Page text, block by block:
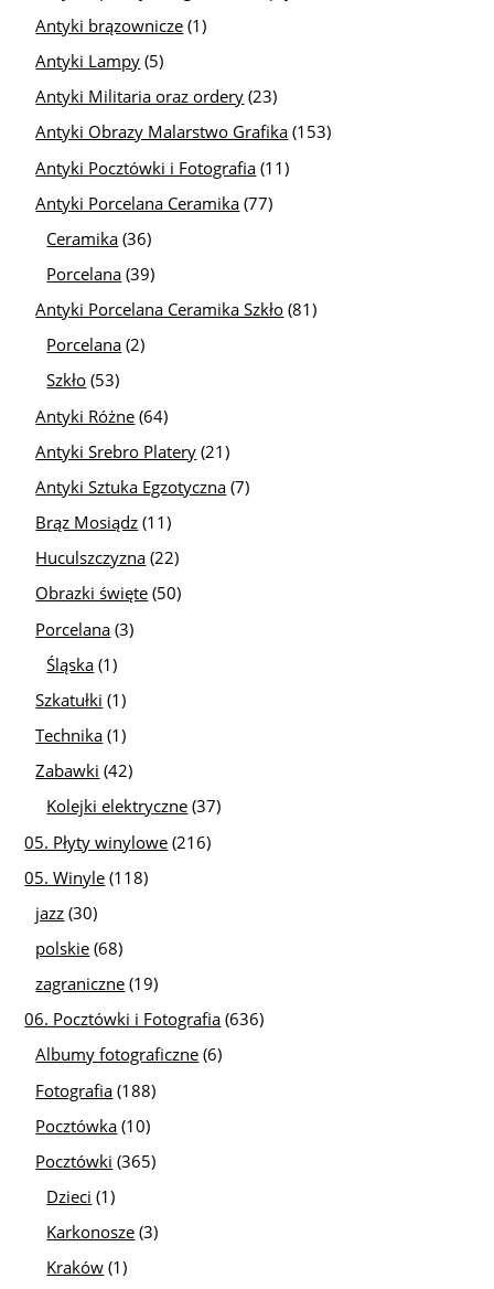
Antyki brązownicze (1)
Antyki Lampy (5)
Antyki Militaria oraz ordery (23)
Antyki Obrazy Malarstwo Grafika (153)
Antyki Pocztówki i Fotografia (11)
Antyki Porcelana Ceramika (77)
Ceramika (36)
Porcelana (39)
Antyki Porcelana Ceramika Szkło (81)
Porcelana (2)
Szkło (53)
Antyki Różne (64)
Antyki Srebro Platery (21)
Antyki Sztuka Egzotyczna (7)
Brąz Mosiądz (11)
Huculszczyzna (22)
Obrazki święte (50)
Porcelana (3)
Śląska (1)
Szkatułki (1)
Technika (1)
Zabawki (42)
Kolejki elektryczne (37)
05. Płyty winylowe (216)
05. Winyle (118)
jazz (30)
polskie (68)
zagraniczne (19)
06. Pocztówki i Fotografia (636)
Albumy fotograficzne (6)
Fotografia (188)
Pocztówka (10)
Pocztówki (365)
Dzieci (1)
Karkonosze (3)
Kraków (1)